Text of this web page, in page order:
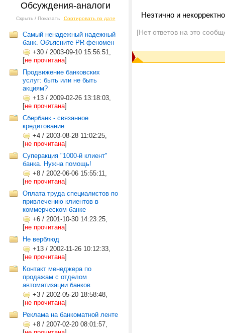
Обсуждения-аналоги
Скрыть / Показать Сортировать по дате
Самый ненадежный надежный
банк. Объясните PR-феномен
+30 / 2003-09-10 15:56:51,
[не прочитана]
Продвижение банковских
услуг: быть или не быть
акциям?
+13 / 2009-02-26 13:18:03,
[не прочитана]
Сбербанк - связанное
кредитование
+4 / 2003-08-28 11:02:25,
[не прочитана]
Cуперакция "1000-й клиент"
банка. Нужна помощь!
+8 / 2002-06-06 15:55:11,
[не прочитана]
Оплата труда специалистов по
привлечению клиентов в
коммерческом банке
+6 / 2001-10-30 14:23:25,
[не прочитана]
Не верблюд
+13 / 2002-11-26 10:12:33,
[не прочитана]
Контакт менеджера по
продажам с отделом
автоматизации банков
+3 / 2002-05-20 18:58:48,
[не прочитана]
Реклама на банкоматной ленте
+8 / 2007-02-20 08:01:57,
Неэтично и
[Нет ответов на это